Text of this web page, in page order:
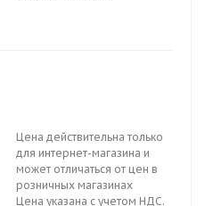
Цена действительна только
для интернет-магазина и
может отличаться от цен в
розничных магазинах
Цена указана с учетом НДС.